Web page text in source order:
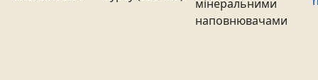
мінеральними
наповнювачами